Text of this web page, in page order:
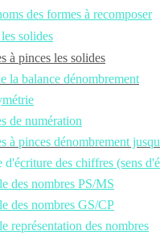
des formes à recomposer
solides
à pinces les solides
la balance dénombrement
de numération
à pinces dénombrement
d'écriture des chiffres (sens
des nombres PS/MS
des nombres GS/CP
représentation des nombres